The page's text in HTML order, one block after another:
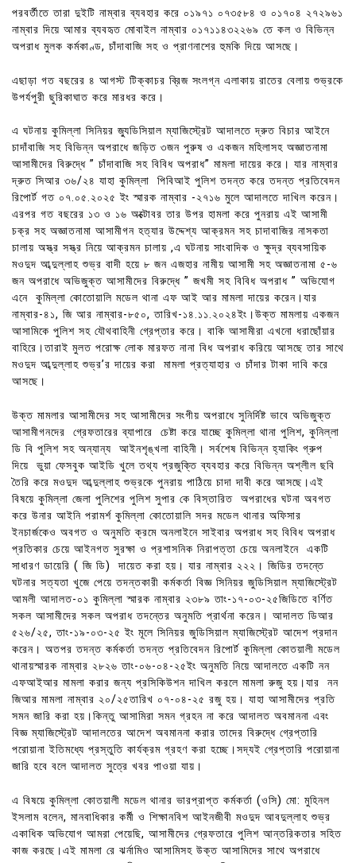
পরবর্তীতে তারা দুইটি নাম্বার ব্যবহার করে ০১৯৭১ ০৭৩৫৮৪ ও ০১৭০৪ ২৭২৯৬১
নাম্বার দিয়ে আমার ব্যবহৃত মোবাইল নাম্বার ০১৭১১৪৩২২৬৯ তে কল ও বিভিন্ন
অপরাধ মুলক কর্মকাণ্ড, চাঁদাবাজি সহ ও প্রাণনাশের হুমকি দিয়ে আসছে।
এছাড়া গত বছরের ৪ আগস্ট টিক্কাচর ব্রিজ সংলগ্ন এলাকায় রাতের বেলায় শুভ্রকে
উপর্যপুরী ছুরিকাঘাত করে মারধর করে।
এ ঘটনায় কুমিল্লা সিনিয়র জ্যুডিসিয়াল ম্যাজিস্ট্রেট আদালতে দ্রুত বিচার আইনে
চাদাঁবাজি সহ বিভিন্ন অপরাধে জড়িত ৩জন পুরুষ ও একজন মহিলাসহ অজ্ঞাতনামা
আসামীদের বিরুদ্ধে ” চাঁদাবাজি সহ বিবিধ অপরাধ” মামলা দায়ের করে। যার নাম্বার
দ্রুত সিআর ৩৬/২৪ যাহা কুমিল্লা পিবিআই পুলিশ তদন্ত করে তদন্ত প্রতিবেদন
রিপোর্ট গত ০৭.০৫.২০২৫ ইং স্মারক নাম্বার -২৭১৬ মুলে আদালতে দাখিল করেন।
এরপর গত বছরের ১৩ ও ১৬ অক্টোবর তার উপর হামলা করে পুনরায় এই আসামী
চক্র সহ অজ্ঞাতনামা আসামীগন হত্যার উদ্দেশ্য আক্রমন সহ চাদাবাজির নাসকতা
চালায় অস্ত্র সস্ত্র নিয়ে আক্রমন চালায় ,এ ঘটনায় সাংবাদিক ও ক্ষুদ্র ব্যবসায়িক
মওদুদ আব্দুল্লাহ শুভ্র বাদী হয়ে ৮ জন এজহার নামীয় আসামী সহ অজ্ঞাতনামা ৫-৬
জন অপরাধে অভিজুক্ত আসামীদের বিরুদ্ধে ” জখমী সহ বিবিধ অপরাধ ” অভিযোগ
এনে কুমিল্লা কোতোয়ালি মডেল থানা এফ আই আর মামলা দায়ের করেন।যার
নাম্বার-৪১, জি আর নাম্বার-৮৫০, তারিখ-১৪.১১.২০২৪ইং।উক্ত মামলায় একজন
আসামিকে পুলিশ সহ যৌথবাহিনী গ্রেপ্তার করে। বাকি আসামীরা এখনো ধরাছোঁয়ার
বাহিরে।তারাই মুলত পরোক্ষ লোক মারফত নানা বিধ অপরাধ করিয়ে আসছে তার সাথে
মওদুদ আব্দুল্লাহ শুভ্র’র দায়ের করা মামলা প্রত্যাহার ও চাঁদার টাকা দাবি করে
আসছে।
উক্ত মামলার আসামীদের সহ আসামীদের সংগীয় অপরাধে সুনির্দিষ্ট ভাবে অভিজুক্ত
আসামীগনদের গ্রেফতারের ব্যাপারে চেষ্টা করে যাচ্ছে কুমিল্লা থানা পুলিশ, কুনিল্লা
ডি বি পুলিশ সহ অন্যান্য আইনশৃঙ্খলা বাহিনী। সর্বশেষ বিভিন্ন হ্যাকিং গ্রুপ
দিয়ে ভুয়া ফেসবুক আইডি খুলে তথ্য প্রজুক্তি ব্যবহার করে বিভিন্ন অশ্লীল ছবি
তৈরি করে মওদুদ আব্দুল্লাহ শুভ্রকে পুনরায় পাঠিয়ে চাদা দাবী করে আসছে।এই
বিষয়ে কুমিল্লা জেলা পুলিশের পুলিশ সুপার কে বিস্তারিত অপরাধের ঘটনা অবগত
করে উনার আইনি পরামর্শ কুমিল্লা কোতোয়ালি সদর মডেল থানার অফিসার
ইনচার্জকেও অবগত ও অনুমতি ক্রমে অনলাইনে সাইবার অপরাধ সহ বিবিধ অপরাধ
প্রতিকার চেয়ে আইনগত সুরক্ষা ও প্রশাসনিক নিরাপত্তা চেয়ে অনলাইনে একটি
সাধারণ ডায়েরি ( জি ডি) দায়েত করা হয়। যার নাম্বার ২২২। জিডির তদন্তে
ঘটনার সত্যতা খুজে পেয়ে তদন্তকারী কর্মকর্তা বিজ্ঞ সিনিয়র জুডিসিয়াল ম্যাজিস্ট্রেট
আমলী আদালত-০১ কুমিল্লা স্মারক নাম্বার ২৩৮৯ তাং-১৭-০৩-২৫জিডিতে বর্ণিত
সকল আসামীদের সকল অপরাধ তদন্তের অনুমতি প্রার্থনা করেন। আদালত ডিআর
৫২৬/২৫, তাং-১৯-০৩-২৫ ইং মূলে সিনিয়র জুডিসিয়াল ম্যাজিস্ট্রেট আদেশ প্রদান
করেন। অতপর তদন্ত কর্মকর্তা তদন্ত প্রতিবেদন রিপোর্ট কুমিল্লা কোতয়ালী মডেল
থানায়স্মারক নাম্বার ২৮২৬ তাং-০৬-০৪-২৫ইং অনুমতি নিয়ে আদালতে একটি নন
এফআইআর মামলা করার জন্য প্রসিকিউশন দাখিল করলে মামলা রুজু হয়।যার নন
জিআর মামলা নাম্বার ২০/২৫তারিখ ০৭-০৪-২৫ রজু হয়। যাহা আসামীদের প্রতি
সমন জারি করা হয়।কিন্তু আসামিরা সমন গ্রহন না করে আদালত অবমাননা এবং
বিজ্ঞ ম্যাজিস্ট্রেট আদালতের আদেশ অবমাননা করার তাদের বিরুদ্ধে গ্রেপ্তারি
পরোয়ানা ইতিমধ্যে প্রস্তুতি কার্যক্রম গ্রহণ করা হচ্ছে।সদ্যই গ্রেপ্তারি পরোয়ানা
জারি হবে বলে আদালত সুত্রে খবর পাওয়া যায়।
এ বিষয়ে কুমিল্লা কোতয়ালী মডেল থানার ভারপ্রাপ্ত কর্মকর্তা (ওসি) মো: মুহিনল
ইসলাম বলেন, মানবাধিকার কর্মী ও শিক্ষানবিশ আইনজীবী মওদুদ আবদুল্লাহ শুভ্র
একাধিক অভিযোগ আমরা পেয়েছি, আসামীদের গ্রেফতারে পুলিশ আন্তরিকতার সহিত
কাজ করছে।এই মামলা রে ঝর্নামিও আসামিসহ উক্ত আসামিদের সাথে অপরাধে